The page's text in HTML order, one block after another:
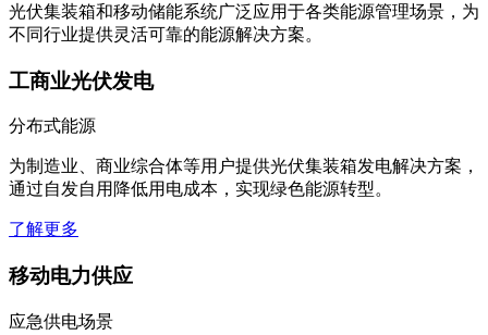
光伏集装箱和移动储能系统广泛应用于各类能源管理场景，为
不同行业提供灵活可靠的能源解决方案。
工商业光伏发电
分布式能源
为制造业、商业综合体等用户提供光伏集装箱发电解决方案，
通过自发自用降低用电成本，实现绿色能源转型。
了解更多
移动电力供应
应急供电场景